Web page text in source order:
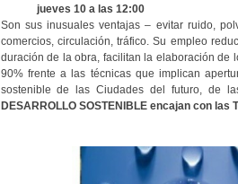
jueves 10 a las 12:00
Son sus inusuales ventajas – evitar ruido,
comercios, circulación, tráfico. Su empleo
duración de la obra, facilitan la elaboración de
90% frente a las técnicas que implican
sostenible de las Ciudades del futuro, de
DESARROLLO SOSTENIBLE encajan con las